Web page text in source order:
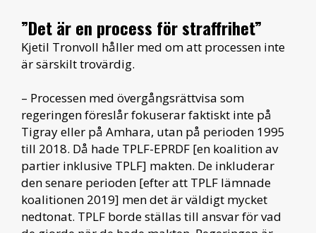
”Det är en process för straffrihet”
Kjetil Tronvoll håller med om att processen inte
är särskilt trovärdig.
– Processen med övergångsrättvisa som
regeringen föreslår fokuserar faktiskt inte på
Tigray eller på Amhara, utan på perioden 1995
till 2018. Då hade TPLF-EPRDF [en koalition av
partier inklusive TPLF] makten. De inkluderar
den senare perioden [efter att TPLF lämnade
koalitionen 2019] men det är väldigt mycket
nedtonat. TPLF borde ställas till ansvar för vad